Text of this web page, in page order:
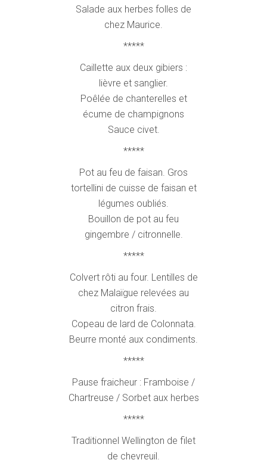
Salade aux herbes folles de
chez Maurice.
*****
Caillette aux deux gibiers :
lièvre et sanglier.
Poêlée de chanterelles et
écume de champignons
Sauce civet.
*****
Pot au feu de faisan. Gros
tortellini de cuisse de faisan et
légumes oubliés.
Bouillon de pot au feu
gingembre / citronnelle.
*****
Colvert rôti au four. Lentilles de
chez Malaïgue relevées au
citron frais.
Copeau de lard de Colonnata.
Beurre monté aux condiments.
*****
Pause fraicheur : Framboise /
Chartreuse / Sorbet aux herbes
*****
Traditionnel Wellington de filet
de chevreuil.